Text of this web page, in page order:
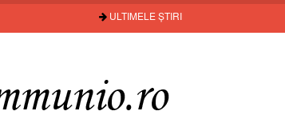
ULTIMELE ȘTIRI